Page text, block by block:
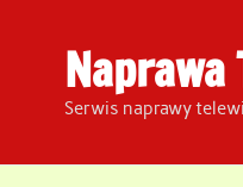
Serwis naprawy